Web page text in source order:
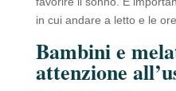
in cui andare a letto e le
Bambini e
attenzione